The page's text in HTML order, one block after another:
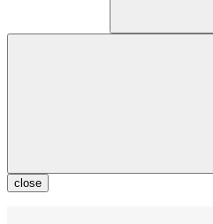
close